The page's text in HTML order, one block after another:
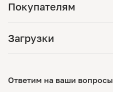
Покупателям
Загрузки
Ответим на ваши вопросы